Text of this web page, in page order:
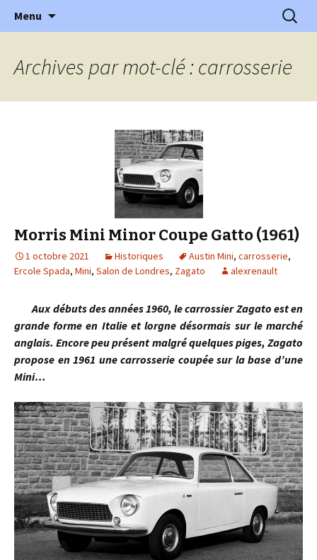
l'Automobile Ancienne
l'automobile ancienne : articles, historiques
…
Menu
Archives par mot-clé : carrosserie
Morris Mini Minor Coupe Gatto (1961)
1 octobre 2021 Historiques Austin Mini, carrosserie,
Ercole Spada, Mini, Salon de Londres, Zagato alexrenault
Aux débuts des années 1960, le carrossier Zagato est en
grande forme en Italie et lorgne désormais sur le marché
anglais. Encore peu présent malgré quelques piges, Zagato
propose en 1961 une carrosserie coupée sur la base d’une
Mini…